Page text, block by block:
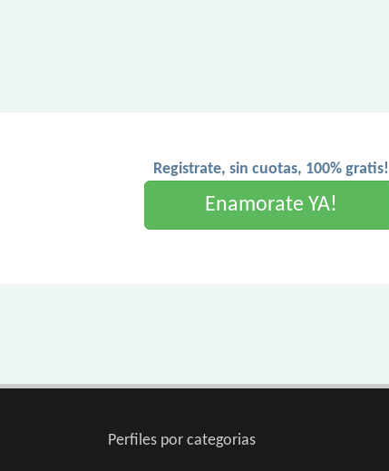
Registrate, sin cuotas, 100% gratis!
Enamorate YA!
Perfiles por categorias